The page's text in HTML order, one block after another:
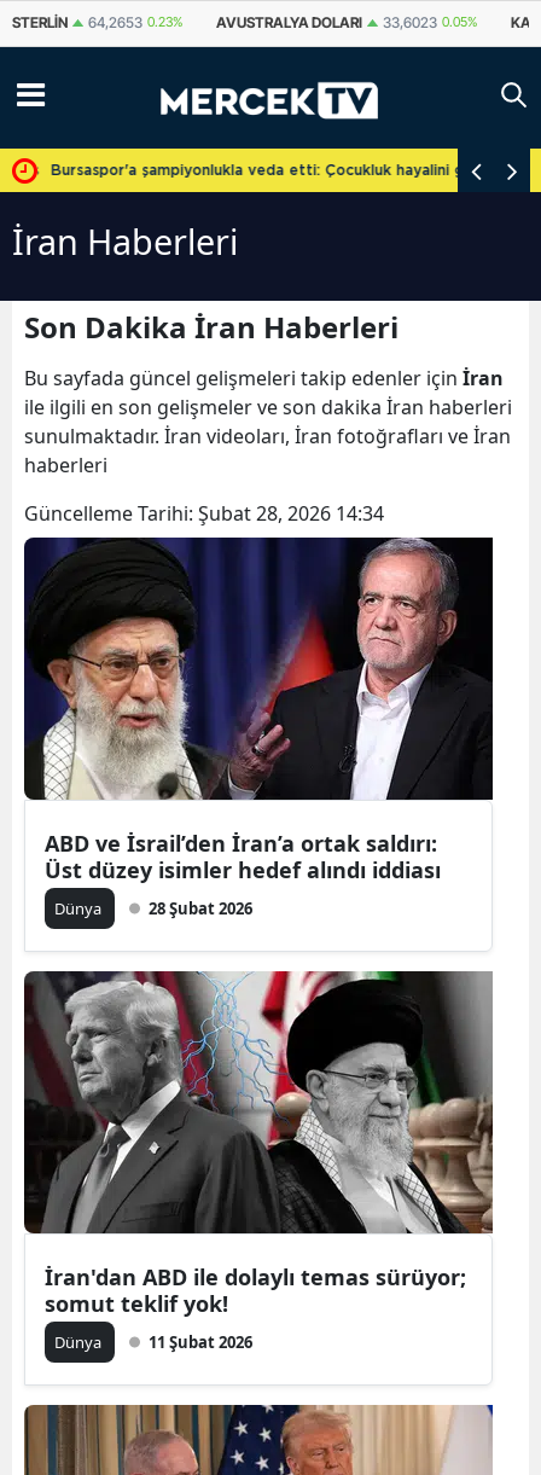
AVUSTRALYA DOLARI 33,6023 0.05% KANADA DOLARI 33,9869 0.07%
Bursaspor'a şampiyonlukla veda etti: Çocukluk hayalini
İran Haberleri
Son Dakika İran Haberleri
Bu sayfada güncel gelişmeleri takip edenler için İran
ile ilgili en son gelişmeler ve son dakika İran haberleri
sunulmaktadır. İran videoları, İran fotoğrafları ve İran
haberleri
Güncelleme Tarihi: Şubat 28, 2026 14:34
ABD ve İsrail’den İran’a ortak saldırı:
Üst düzey isimler hedef alındı iddiası
Dünya 28 Şubat 2026
İran'dan ABD ile dolaylı temas sürüyor;
somut teklif yok!
Dünya 11 Şubat 2026